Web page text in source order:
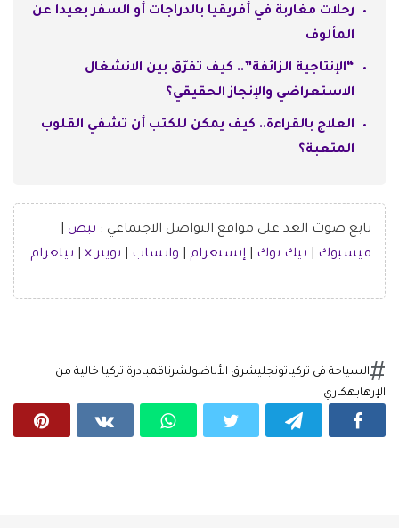
رحلات مغاربة في أفريقيا بالدراجات أو السفر بعيدا عن
المألوف
“الإنتاجية الزائفة”.. كيف تفرّق بين الانشغال
الاستعراضي والإنجاز الحقيقي؟
العلاج بالقراءة.. كيف يمكن للكتب أن تشفي القلوب
المتعبة؟
تابع صوت الغد على مواقع التواصل الاجتماعي : نبض
فيسبوك
تيك توك إنستغرام واتساب تويتر × تيلغرام
السياحة في تركياتونجليشرق الأناضولشرناقمبادرة تركيا خالية من
الإرهابهكاري